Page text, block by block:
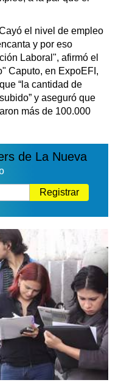
el nivel de empleo
y por eso
Laboral", afirmó el
Caputo, en ExpoEFI,
“la cantidad de
y aseguró que
más de 100.000
de La Nueva
Registrar